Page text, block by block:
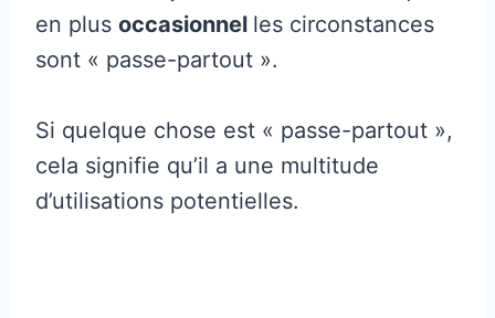
en plus occasionnel les circonstances
sont « passe-partout ».
Si quelque chose est « passe-partout »,
cela signifie qu’il a une multitude
d’utilisations potentielles.